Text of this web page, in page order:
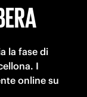
la fase di
I